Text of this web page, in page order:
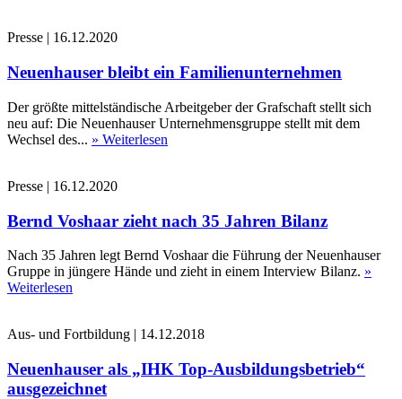
Presse | 16.12.2020
Neuenhauser bleibt ein Familienunternehmen
Der größte mittelständische Arbeitgeber der Grafschaft stellt sich
neu auf: Die Neuenhauser Unternehmensgruppe stellt mit dem
Wechsel des... » Weiterlesen
Presse | 16.12.2020
Bernd Voshaar zieht nach 35 Jahren Bilanz
Nach 35 Jahren legt Bernd Voshaar die Führung der Neuenhauser
Gruppe in jüngere Hände und zieht in einem Interview Bilanz. »
Weiterlesen
Aus- und Fortbildung | 14.12.2018
Neuenhauser als „IHK Top-Ausbildungsbetrieb“
ausgezeichnet